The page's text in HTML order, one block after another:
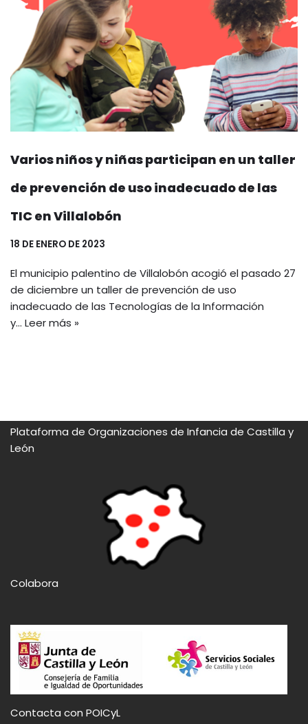
Varios niños y niñas participan en un taller
de prevención de uso inadecuado de las
TIC en Villalobón
18 DE ENERO DE 2023
El municipio palentino de Villalobón acogió el pasado 27
de diciembre un taller de prevención de uso
inadecuado de las Tecnologías de la Información
y… Leer más »
Plataforma de Organizaciones de Infancia de Castilla y
León
Colabora
Contacta con POICyL